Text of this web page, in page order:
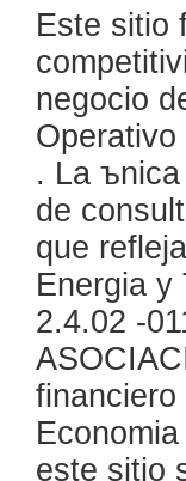
Este sitio
negocio
. La
de
que
Energia y
2.4.02 -
este sitio